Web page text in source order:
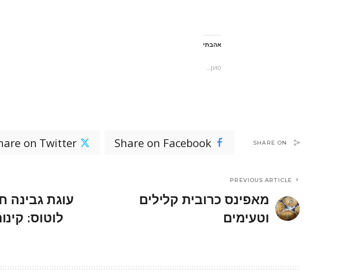
אהבתי
טוען...
SHARE ON
Share on Facebook
on Twitter
PREVIOUS ARTICLE
מאפינס כרובית קלילים
וטעימים
עוגת גבינה
לוטוס: